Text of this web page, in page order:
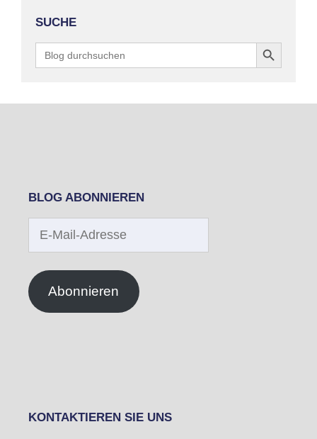
SUCHE
Search
for:
Search Button
BLOG ABONNIEREN
Mail-
Abonnieren
KONTAKTIEREN SIE UNS